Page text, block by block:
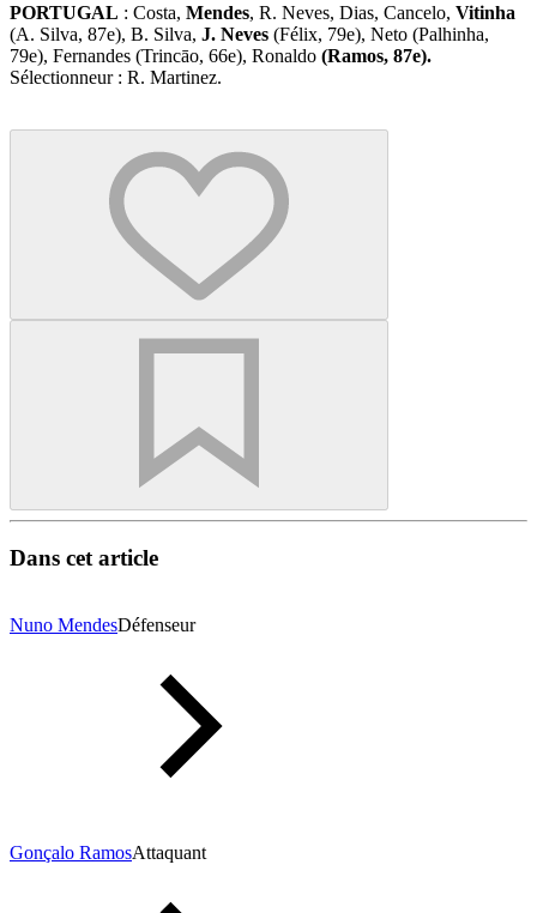
PORTUGAL : Costa, Mendes, R. Neves, Dias, Cancelo, Vitinha
(A. Silva, 87e), B. Silva, J. Neves (Félix, 79e), Neto (Palhinha,
79e), Fernandes (Trincāo, 66e), Ronaldo (Ramos, 87e).
Sélectionneur : R. Martinez.
Dans cet article
Nuno MendesDéfenseur
Gonçalo RamosAttaquant